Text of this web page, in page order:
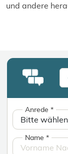
und andere
Anrede*
Name*